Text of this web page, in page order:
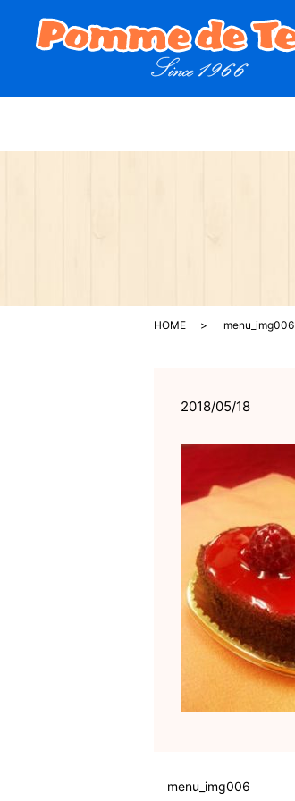
HOME menu_img006
2018/05/18
menu_img006